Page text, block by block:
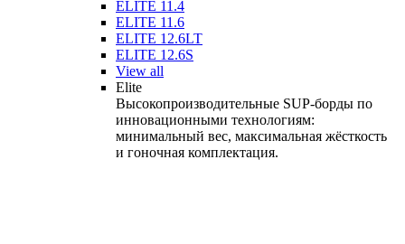
ELITE 11.4
ELITE 11.6
ELITE 12.6LT
ELITE 12.6S
View all
Elite
Высокопроизводительные SUP-борды по
инновационными технологиям:
минимальный вес, максимальная жёсткость
и гоночная комплектация.